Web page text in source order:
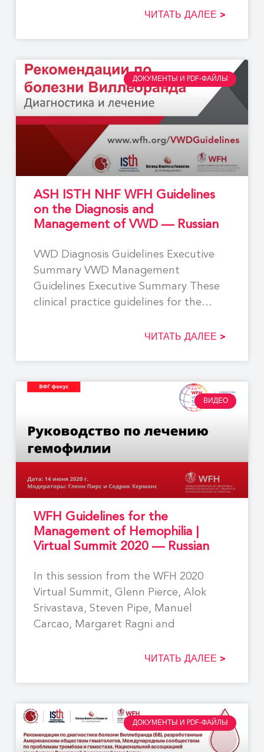
ЧИТАТЬ ДАЛЕЕ >
ДОКУМЕНТЫ И PDF-ФАЙЛЫ
ASH ISTH NHF WFH Guidelines
on the Diagnosis and
Management of VWD — Russian
VWD Diagnosis Guidelines Executive
Summary VWD Management
Guidelines Executive Summary These
clinical practice guidelines for the
ЧИТАТЬ ДАЛЕЕ >
ВИДЕО
WFH Guidelines for the
Management of Hemophilia |
Virtual Summit 2020 — Russian
In this session from the WFH 2020
Virtual Summit, Glenn Pierce, Alok
Srivastava, Steven Pipe, Manuel
Carcao, Margaret Ragni and
ЧИТАТЬ ДАЛЕЕ >
ДОКУМЕНТЫ И PDF-ФАЙЛЫ